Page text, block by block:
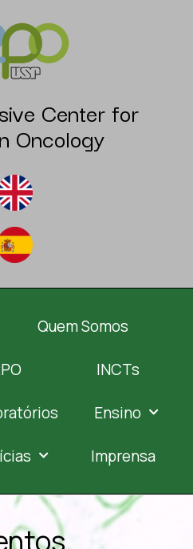
Center for
Oncology
Quem Somos
INCTs
Ensino
Imprensa